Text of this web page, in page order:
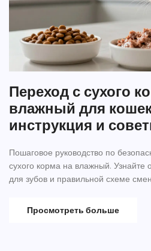
Переход с сухого
влажный для
инструкция и
Пошаговое руководство по
сухого корма на влажный. Узнайте
для зубов и правильной схеме
Просмотреть больше